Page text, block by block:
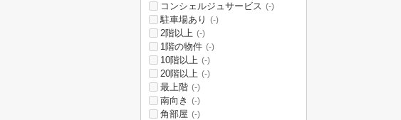
コンシェルジュサービス (-)
駐車場あり (-)
2階以上 (-)
1階の物件 (-)
10階以上 (-)
20階以上 (-)
最上階 (-)
南向き (-)
角部屋 (-)